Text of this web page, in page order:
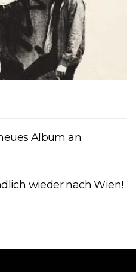
Album an
wieder nach Wien!